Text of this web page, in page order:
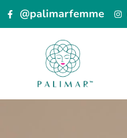
@palimarfemme